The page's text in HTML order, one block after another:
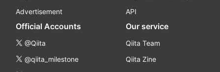
Advertisement
API
Official Accounts
@Qiita
@qiita_milestone
Our service
Qiita Team
Qiita Zine